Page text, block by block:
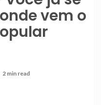
vem o
2 min read